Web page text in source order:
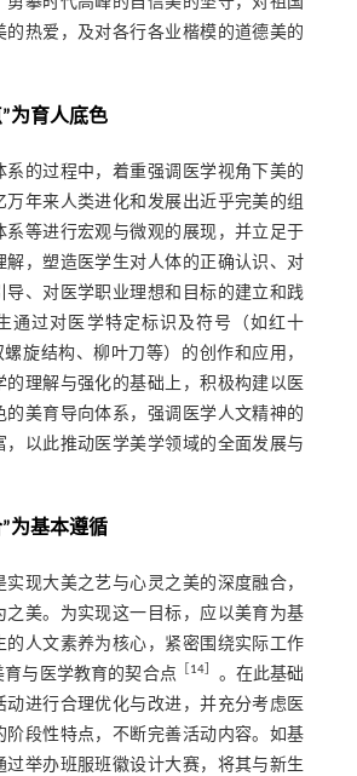
的热爱，及对各行各业楷模的道德美的
为育人底色
系的过程中，着重强调医学视角下美的
万年来人类进化和发展出近乎完美的组
系等进行宏观与微观的展现，并立足于
解，塑造医学生对人体的正确认识、对
导、对医学职业理想和目标的建立和践
通过对医学特定标识及符号（如红十
螺旋结构、柳叶刀等）的创作和应用，
的理解与强化的基础上，积极构建以医
的美育导向体系，强调医学人文精神的
，以此推动医学美学领域的全面发展与
为基本遵循
现大美之艺与心灵之美的深度融合，
之美。为实现这一目标，应以美育为基
的人文素养为核心，紧密围绕实际工作
育与医学教育的契合点 ［14］ 。在此基础
动进行合理优化与改进，并充分考虑医
阶段性特点，不断完善活动内容。如基
过举办班服班徽设计大赛，将其与新生